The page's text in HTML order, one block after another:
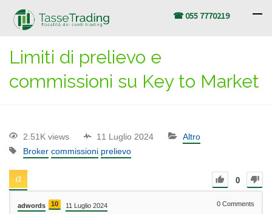
☎ 055 7770219
Limiti di prelievo e
commissioni su Key to Market
2.51K views 11 Luglio 2024
Altro
Broker commissioni prelievo
0
adwords 10 11 Luglio 2024 0 Comments